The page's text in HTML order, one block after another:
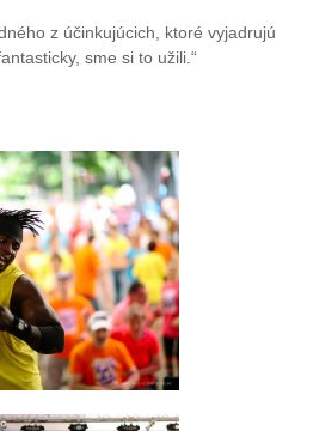
z účinkujúcich, ktoré vyjadrujú
sme si to užili.“